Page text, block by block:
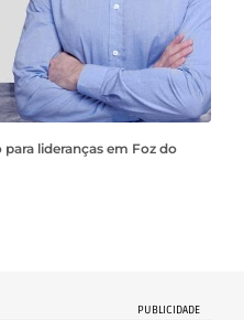
lideranças em Foz do
PUBLICIDADE